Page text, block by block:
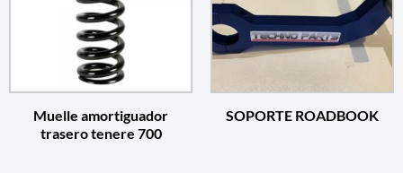
Muelle amortiguador
trasero tenere 700
SOPORTE ROADBOOK